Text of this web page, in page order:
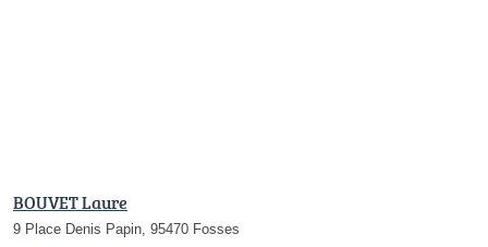
BOUVET Laure
9 Place Denis Papin, 95470 Fosses